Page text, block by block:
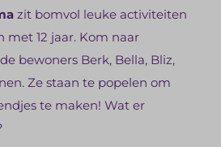
zit bomvol leuke activiteiten
met 12 jaar. Kom naar
bewoners Berk, Bella, Bliz,
Ze staan te popelen om
te maken! Wat er